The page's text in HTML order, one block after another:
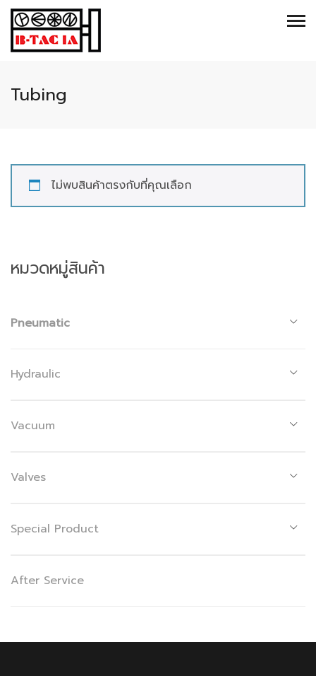
Tubing
ไม่พบสินค้าตรงกับที่คุณเลือก
หมวดหมู่สินค้า
Pneumatic
Hydraulic
Vacuum
Valves
Special Product
After Service